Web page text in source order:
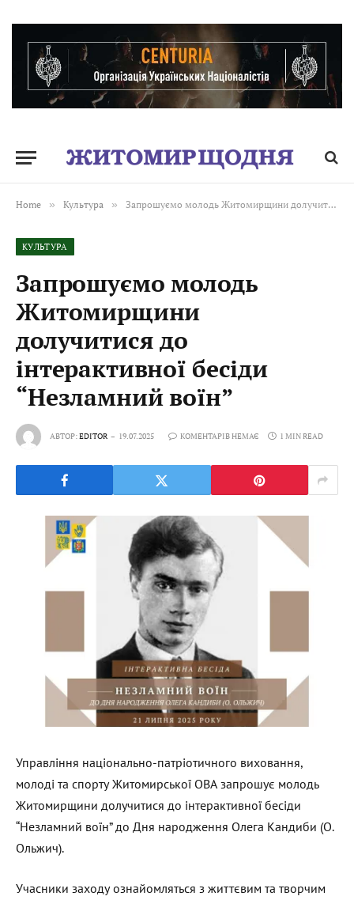
Home » Культура » Запрошуємо молодь Житомирщини долучитися до інтерактивної бесіди “Незламний воїн”
КУЛЬТУРА
Запрошуємо молодь
Житомирщини
долучитися до
інтерактивної бесіди
“Незламний воїн”
АВТОР:EDITOR 19.07.2025 КОМЕНТАРІВ НЕМАЄ 1 MIN READ
Управління національно-патріотичного виховання,
молоді та спорту Житомирської ОВА запрошує молодь
Житомирщини долучитися до інтерактивної бесіди
“Незламний воїн” до Дня народження Олега Кандиби (О.
Ольжич).
Учасники заходу ознайомляться з життєвим та творчим